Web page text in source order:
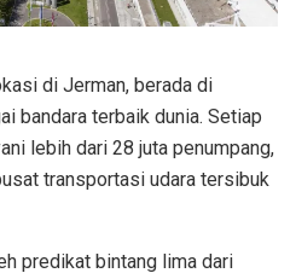
di Jerman, berada di
bandara terbaik dunia. Setiap
lebih dari 28 juta penumpang,
transportasi udara tersibuk
predikat bintang lima dari